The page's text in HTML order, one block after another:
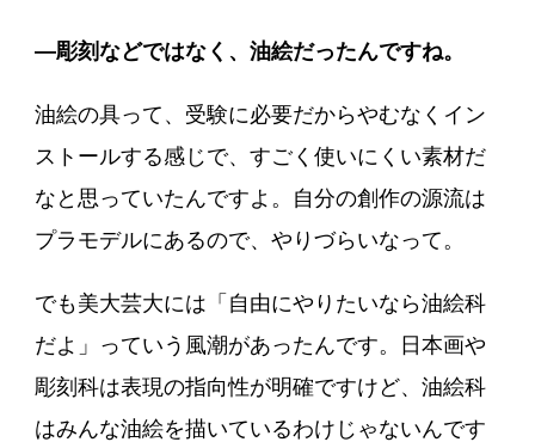
―彫刻などではなく、油絵だったんですね。
油絵の具って、受験に必要だからやむなくイン
ストールする感じで、すごく使いにくい素材だ
なと思っていたんですよ。自分の創作の源流は
プラモデルにあるので、やりづらいなって。
でも美大芸大には「自由にやりたいなら油絵科
だよ」っていう風潮があったんです。日本画や
彫刻科は表現の指向性が明確ですけど、油絵科
はみんな油絵を描いているわけじゃないんです